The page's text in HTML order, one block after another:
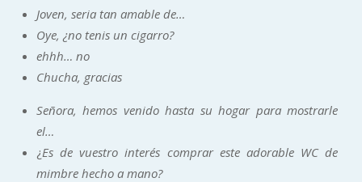
Joven, seria tan amable de…
Oye, ¿no tenis un cigarro?
ehhh… no
Chucha, gracias
Señora, hemos venido hasta su hogar para mostrarle
el…
¿Es de vuestro interés comprar este adorable WC de
mimbre hecho a mano?